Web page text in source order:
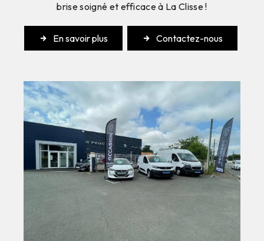
brise soigné et efficace à La Clisse !
En savoir plus Contactez-nous